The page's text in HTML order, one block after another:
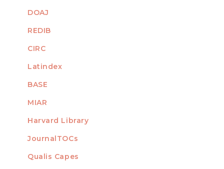
DOAJ
REDIB
CIRC
Latindex
BASE
MIAR
Harvard Library
JournalTOCs
Qualis Capes